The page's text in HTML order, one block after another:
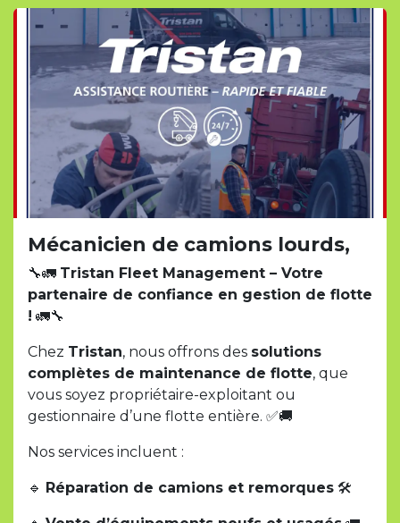
Mécanicien de camions lourds,
🔧🚛 Tristan Fleet Management – Votre
partenaire de confiance en gestion de flotte
! 🚛🔧
Chez Tristan, nous offrons des solutions
complètes de maintenance de flotte, que
vous soyez propriétaire-exploitant ou
gestionnaire d’une flotte entière. ✅🚚
Nos services incluent :
🔹 Réparation de camions et remorques 🛠️